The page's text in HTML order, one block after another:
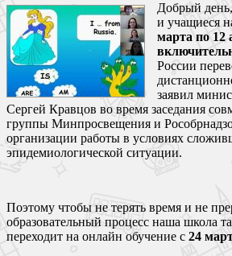
Добрый
и учащиеся
марта по 12
России
заявил
Сергей Кравцов во время заседания
группы Минпросвещения и
организации работы в условиях
эпидемиологической ситуации.
Поэтому чтобы не терять время и не
образовательный процесс наша
переходит на онлайн обучение с 24